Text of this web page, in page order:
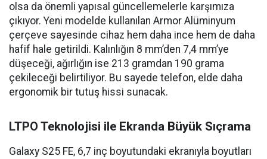
olsa da önemli yapısal güncellemelerle karşımıza
çıkıyor. Yeni modelde kullanılan Armor Alüminyum
çerçeve sayesinde cihaz hem daha ince hem de daha
hafif hale getirildi. Kalınlığın 8 mm’den 7,4 mm’ye
düşeceği, ağırlığın ise 213 gramdan 190 grama
çekileceği belirtiliyor. Bu sayede telefon, elde daha
ergonomik bir tutuş hissi sunacak.
LTPO Teknolojisi ile Ekranda Büyük Sıçrama
Galaxy S25 FE, 6,7 inç boyutundaki ekranıyla boyutları